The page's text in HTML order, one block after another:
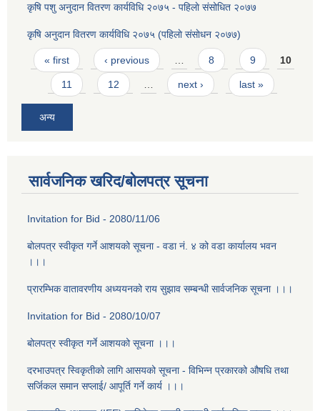
कृषि पशु अनुदान वितरण कार्यविधि २०७५ - पहिलाे संसोधित २०७७
कृषि अनुदान वितरण कार्यविधि २०७५ (पहिलाे संसाेधन २०७७)
Pages
« first ‹ previous 8 9 10
11 12 next › last »
अन्य
सार्वजनिक खरिद/बोलपत्र सूचना
Invitation for Bid - 2080/11/06
बोलपत्र स्वीकृत गर्ने आशयको सूचना - वडा न‌ं. ४ को वडा कार्यालय भवन
।।।
प्रारम्भिक वातावरणीय अध्ययनको राय सुझाव सम्बन्धी सार्वजनिक सूचना ।।।
Invitation for Bid - 2080/10/07
बोलपत्र स्वीकृत गर्ने आशयको सूचना ।।।
दरभाउपत्र स्विकृतीको लागि आसयको सूचना - विभिन्न प्रकारको औषधि तथा
सर्जिकल समान सप्लाई/ आपूर्ति गर्ने कार्य ।।।